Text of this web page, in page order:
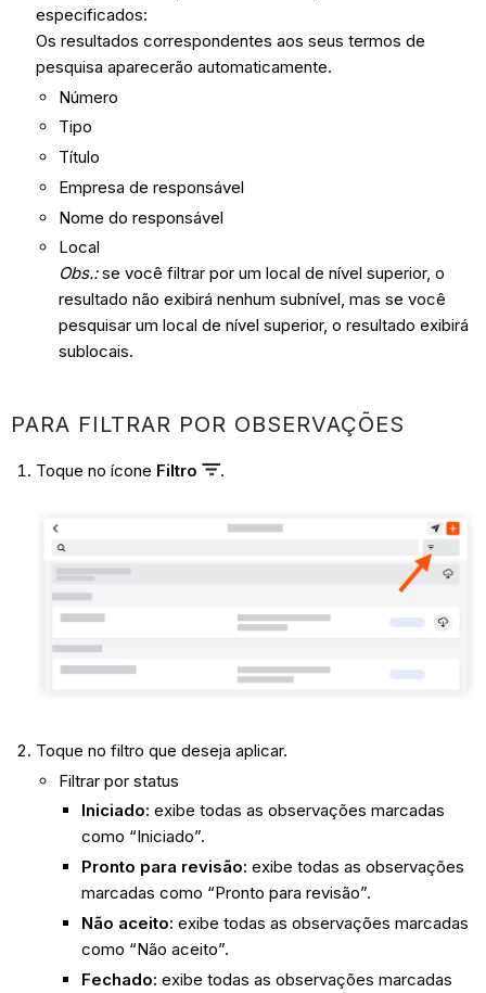
especificados:
Os resultados correspondentes aos seus termos de
pesquisa aparecerão automaticamente.
Número
Tipo
Título
Empresa de responsável
Nome do responsável
Local
Obs.:se você filtrar por um local de nível superior, o
resultado não exibirá nenhum subnível, mas se você
pesquisar um local de nível superior, o resultado exibirá
sublocais.
PARA FILTRAR POR OBSERVAÇÕES
Toque no ícone Filtro .
Toque no filtro que deseja aplicar.
Filtrar por status
Iniciado: exibe todas as observações marcadas
como “Iniciado”.
Pronto para revisão: exibe todas as observações
marcadas como “Pronto para revisão”.
Não aceito: exibe todas as observações marcadas
como “Não aceito”.
Fechado: exibe todas as observações marcadas